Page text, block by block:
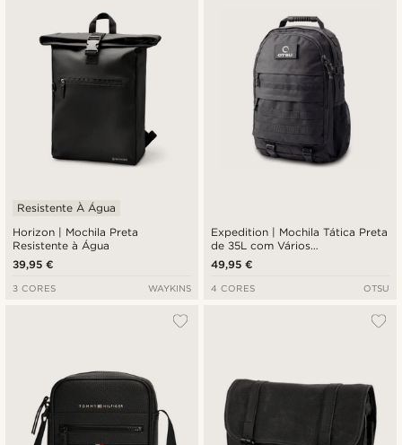
Horizon | Mochila Preta
Resistente à Água
Resistente À Água
39,95 €
3 CORES WAYKINS
Expedition | Mochila Tática Preta
de 35L com Vários
Compartimentos e Painel para
Distintivos
49,95 €
4 CORES OTSU